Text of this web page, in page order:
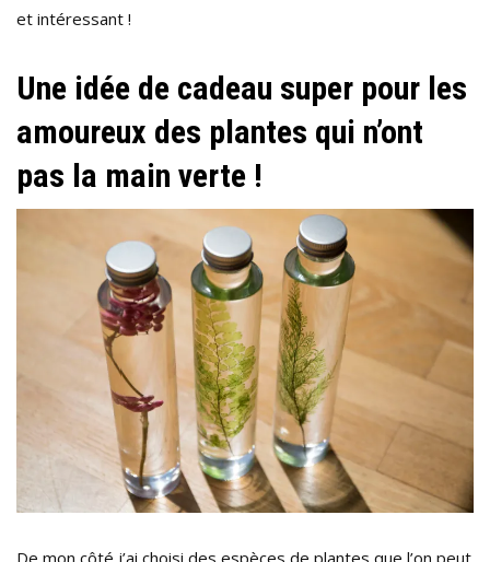
et intéressant !
Une idée de cadeau super pour les
amoureux des plantes qui n’ont
pas la main verte !
De mon côté j’ai choisi des espèces de plantes que l’on peut